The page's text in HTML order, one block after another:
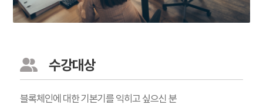
수강대상
블록체인에 대한 기본기를 익히고 싶으신 분